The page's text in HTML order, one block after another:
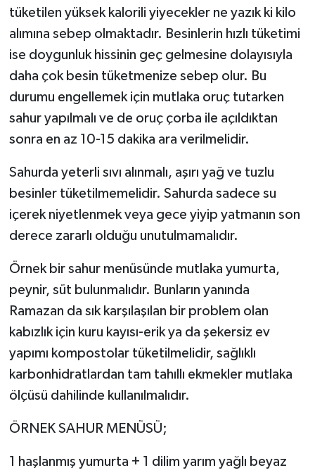
tüketilen yüksek kalorili yiyecekler ne yazık ki kilo
alımına sebep olmaktadır. Besinlerin hızlı tüketimi
ise doygunluk hissinin geç gelmesine dolayısıyla
daha çok besin tüketmenize sebep olur. Bu
durumu engellemek için mutlaka oruç tutarken
sahur yapılmalı ve de oruç çorba ile açıldıktan
sonra en az 10-15 dakika ara verilmelidir.
Sahurda yeterli sıvı alınmalı, aşırı yağ ve tuzlu
besinler tüketilmemelidir. Sahurda sadece su
içerek niyetlenmek veya gece yiyip yatmanın son
derece zararlı olduğu unutulmamalıdır.
Örnek bir sahur menüsünde mutlaka yumurta,
peynir, süt bulunmalıdır. Bunların yanında
Ramazan da sık karşılaşılan bir problem olan
kabızlık için kuru kayısı-erik ya da şekersiz ev
yapımı kompostolar tüketilmelidir, sağlıklı
karbonhidratlardan tam tahıllı ekmekler mutlaka
ölçüsü dahilinde kullanılmalıdır.
ÖRNEK SAHUR MENÜSÜ;
1 haşlanmış yumurta + 1 dilim yarım yağlı beyaz